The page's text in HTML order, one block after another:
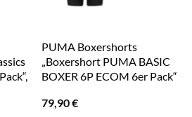
PUMA Boxershorts
„Boxershort PUMA BASIC
BOXER 6P ECOM 6er Pack“
79,90€